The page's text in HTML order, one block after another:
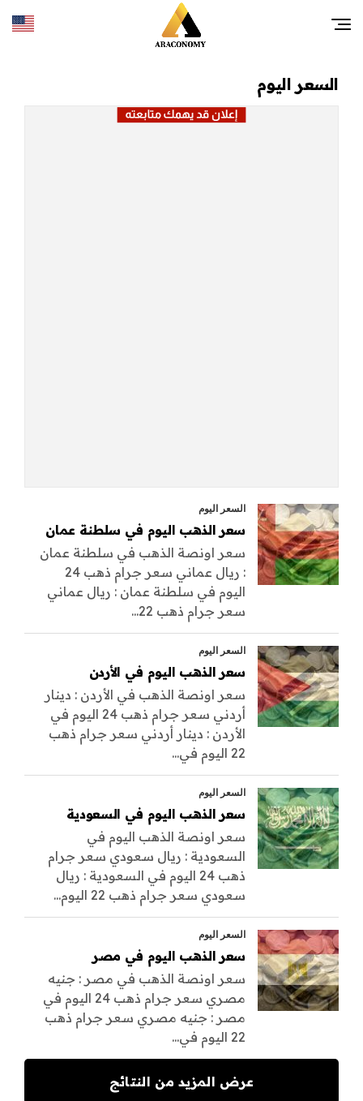
السعر اليوم
السعر اليوم
سعر الذهب اليوم في سلطنة عمان
سعر اونصة الذهب في سلطنة عمان
: ريال عماني سعر جرام ذهب 24
اليوم في سلطنة عمان : ريال عماني
سعر جرام ذهب 22...
السعر اليوم
سعر الذهب اليوم في الأردن
سعر اونصة الذهب في الأردن : دينار
أردني سعر جرام ذهب 24 اليوم في
الأردن : دينار أردني سعر جرام ذهب
22 اليوم في...
السعر اليوم
سعر الذهب اليوم في السعودية
سعر اونصة الذهب اليوم في
السعودية : ريال سعودي سعر جرام
ذهب 24 اليوم في السعودية : ريال
سعودي سعر جرام ذهب 22 اليوم...
السعر اليوم
سعر الذهب اليوم في مصر
سعر اونصة الذهب في مصر : جنيه
مصري سعر جرام ذهب 24 اليوم في
مصر : جنيه مصري سعر جرام ذهب
22 اليوم في...
عرض المزيد من النتائج